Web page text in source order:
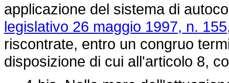
applicazione del sistema di
legislativo 26 maggio 1997, n. 155
riscontrate, entro un congruo
disposizione di cui all'articolo 8,